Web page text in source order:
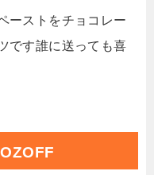
ーストをチョコレー
です誰に送っても喜